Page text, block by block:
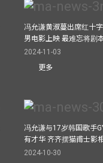
冯允谦黄淑蔓出席红十
男电影上映 最难忘将剧
2024-11-03
更多
冯允谦与17岁韩国歌手
有才华 齐齐摆猫甫士影
2024-10-30